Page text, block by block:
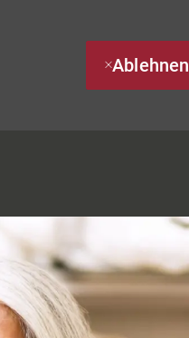
Ablehnen